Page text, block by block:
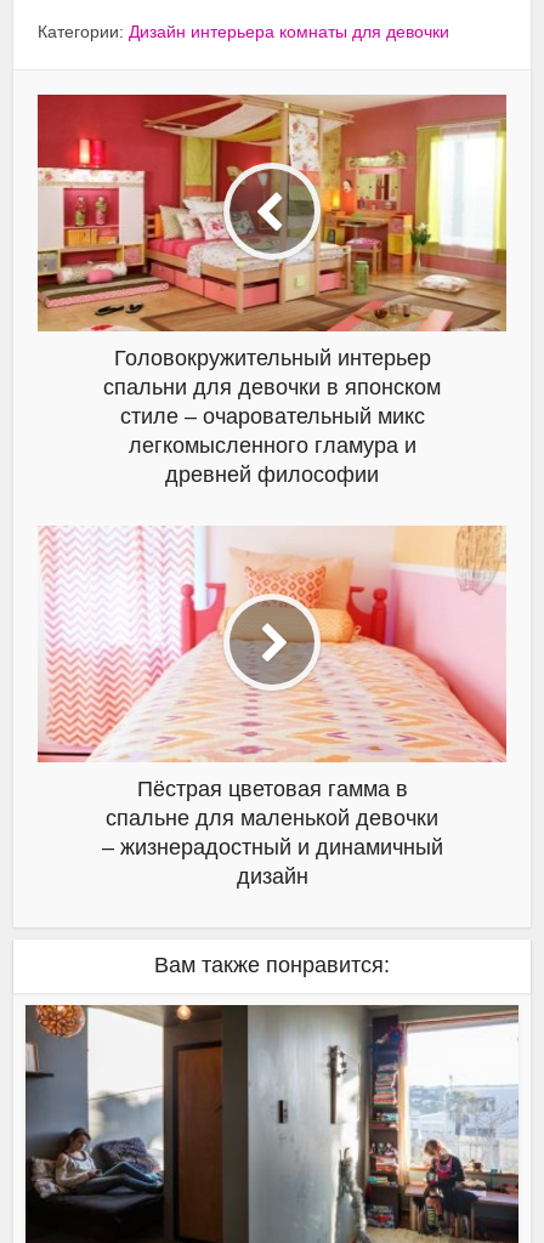
Категории: Дизайн интерьера комнаты для девочки
Головокружительный интерьер
спальни для девочки в японском
стиле – очаровательный микс
легкомысленного гламура и
древней философии
Пёстрая цветовая гамма в
спальне для маленькой девочки
– жизнерадостный и динамичный
дизайн
Вам также понравится: